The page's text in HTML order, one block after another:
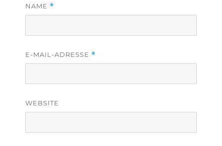
NAME *
E-MAIL-ADRESSE *
WEBSITE